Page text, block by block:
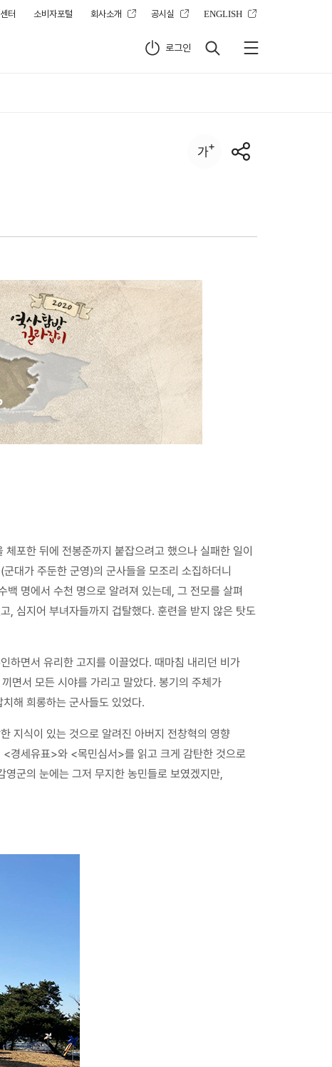
터 소비자포털 회사소개 공시실 ENGLISH
로그인
포한 뒤에 전봉준까지 붙잡으려고 했으나 실패한 일이
대가 주둔한 군영)의 군사들을 모조리 소집하더니
명에서 수천 명으로 알려져 있는데, 그 전모를 살펴
, 심지어 부녀자들까지 겁탈했다. 훈련을 받지 않은 탓도
하면서 유리한 고지를 이끌었다. 때마침 내리던 비가
면서 모든 시야를 가리고 말았다. 봉기의 주체가
해 희롱하는 군사들도 있었다.
지식이 있는 것으로 알려진 아버지 전창혁의 영향
경세유표>와 <목민심서>를 읽고 크게 감탄한 것으로
군의 눈에는 그저 무지한 농민들로 보였겠지만,